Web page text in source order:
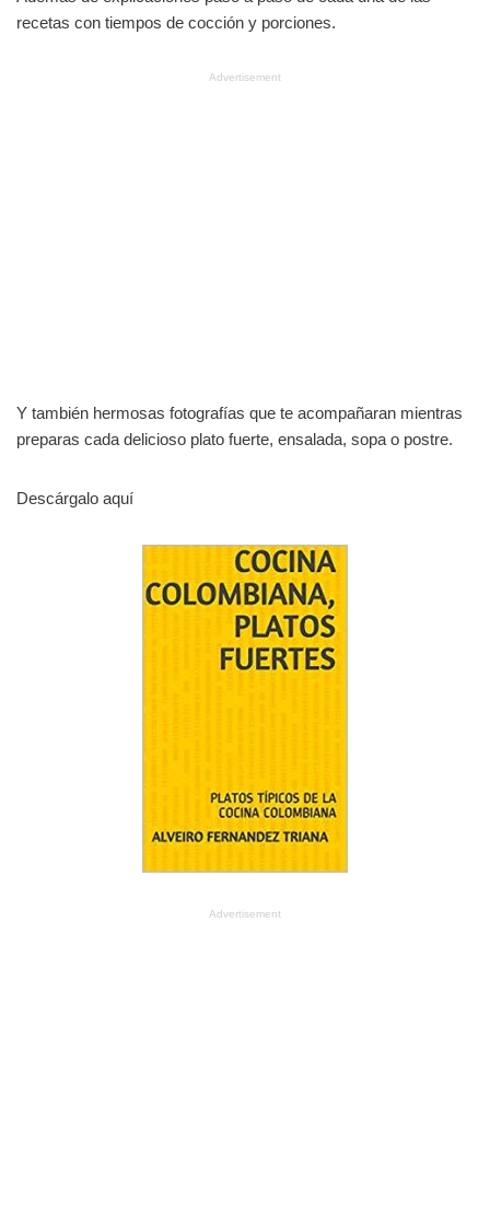
recetas con tiempos de cocción y porciones.
Advertisement
Y también hermosas fotografías que te acompañaran mientras
preparas cada delicioso plato fuerte, ensalada, sopa o postre.
Descárgalo aquí
Advertisement